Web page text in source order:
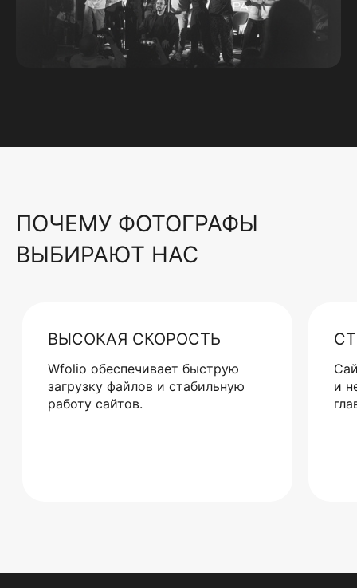
ПОЧЕМУ ФОТОГРАФЫ
ВЫБИРАЮТ НАС
ВЫСОКАЯ СКОРОСТЬ
Wfolio обеспечивает быструю
загрузку файлов и стабильную
работу сайтов.
и